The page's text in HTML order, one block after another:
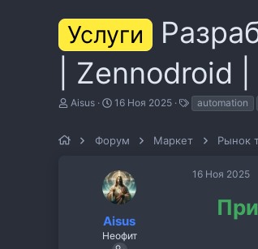
Услуги
| Zennodroid |
А
о
Aisus
Д
а
ч
а
л
а
16 Ноя 2025
е
и
automation
Форум Маркет Рынок
Aisus
Неофит
16 Ноя 2025